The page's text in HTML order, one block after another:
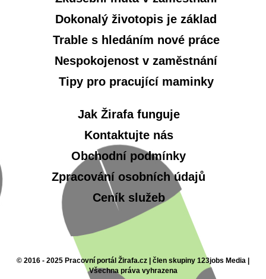
Dokonalý životopis je základ
Trable s hledáním nové práce
Nespokojenost v zaměstnání
Tipy pro pracující maminky
Jak Žirafa funguje
Kontaktujte nás
Obchodní podmínky
Zpracování osobních údajů
Ceník služeb
© 2016 - 2025 Pracovní portál Žirafa.cz | člen skupiny 123jobs Media |
Všechna práva vyhrazena